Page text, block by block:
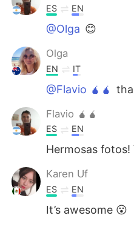
ES EN
@Olga 😊
Olga
EN IT
@Flavio 🧉🧉
Flavio 🧉🧉
ES EN
Hermosas fotos!
Karen Uf
ES EN
It’s awesome 😮